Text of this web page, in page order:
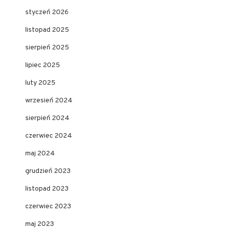
styczeń 2026
listopad 2025
sierpień 2025
lipiec 2025
luty 2025
wrzesień 2024
sierpień 2024
czerwiec 2024
maj 2024
grudzień 2023
listopad 2023
czerwiec 2023
maj 2023